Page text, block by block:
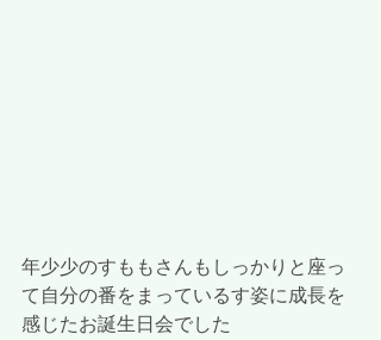
年少少のすももさんもしっかりと座っ
て自分の番をまっているす姿に成長を
感じたお誕生日会でした